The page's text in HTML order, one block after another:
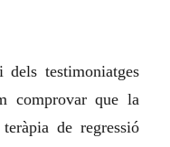
dels testimoniatges
comprovar que la
de regressió